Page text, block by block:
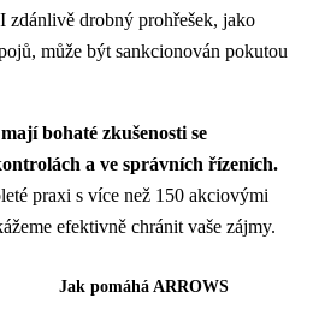
zdánlivě drobný prohřešek, jako
může být sankcionován pokutou
bohaté zkušenosti se
a ve správních řízeních.
praxi s více než 150 akciovými
efektivně chránit vaše zájmy.
Jak pomáhá ARROWS